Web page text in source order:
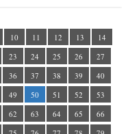
10 11 12 13
14
23 24 25 26
27
36 37 38 39
40
49 50 51 52
53
62 63 64 65
66